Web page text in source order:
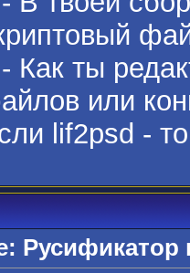
Как ты
или
lif2psd -
Русификатор